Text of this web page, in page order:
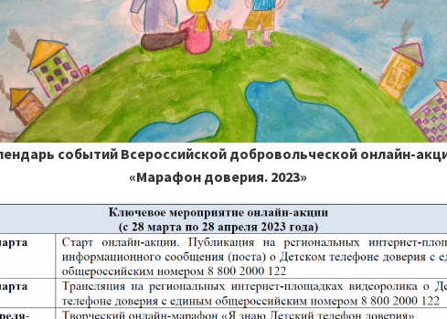
событий Всероссийской добровольческой онлайн-
«Марафон доверия. 2023»